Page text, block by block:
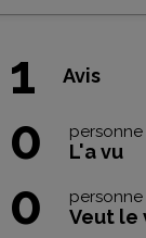
1 Avis
0 personne
L'a vu
0 personne
Veut le